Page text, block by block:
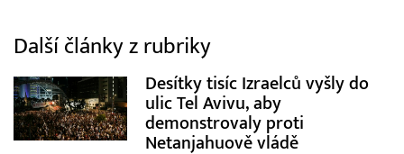
Další články z rubriky
Desítky tisíc Izraelců vyšly do
ulic Tel Avivu, aby
demonstrovaly proti
Netanjahuově vládě